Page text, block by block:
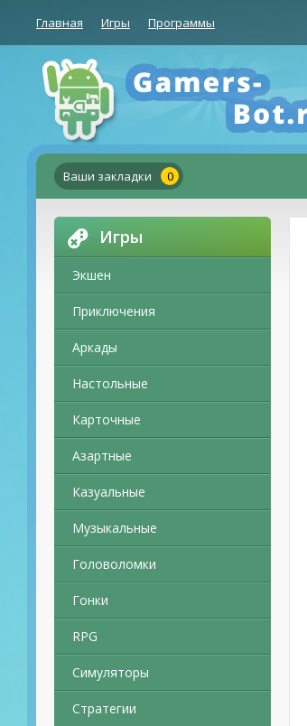
Главная Игры Программы
Ваши закладки 0
Игры
Экшен
Приключения
Аркады
Настольные
Карточные
Азартные
Казуальные
Музыкальные
Головоломки
Гонки
RPG
Симуляторы
Стратегии